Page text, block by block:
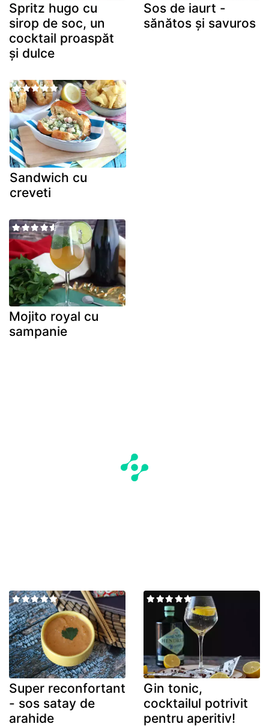
Spritz hugo cu
sirop de soc, un
cocktail proaspăt
și dulce
Sos de iaurt -
sănătos și savuros
Sandwich cu
creveti
Mojito royal cu
sampanie
Super reconfortant
- sos satay de
arahide
Gin tonic,
cocktailul potrivit
pentru aperitiv!